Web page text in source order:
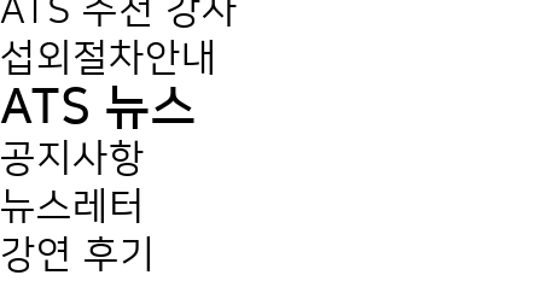
ATS 추천 강사
섭외절차안내
ATS 뉴스
공지사항
뉴스레터
강연 후기